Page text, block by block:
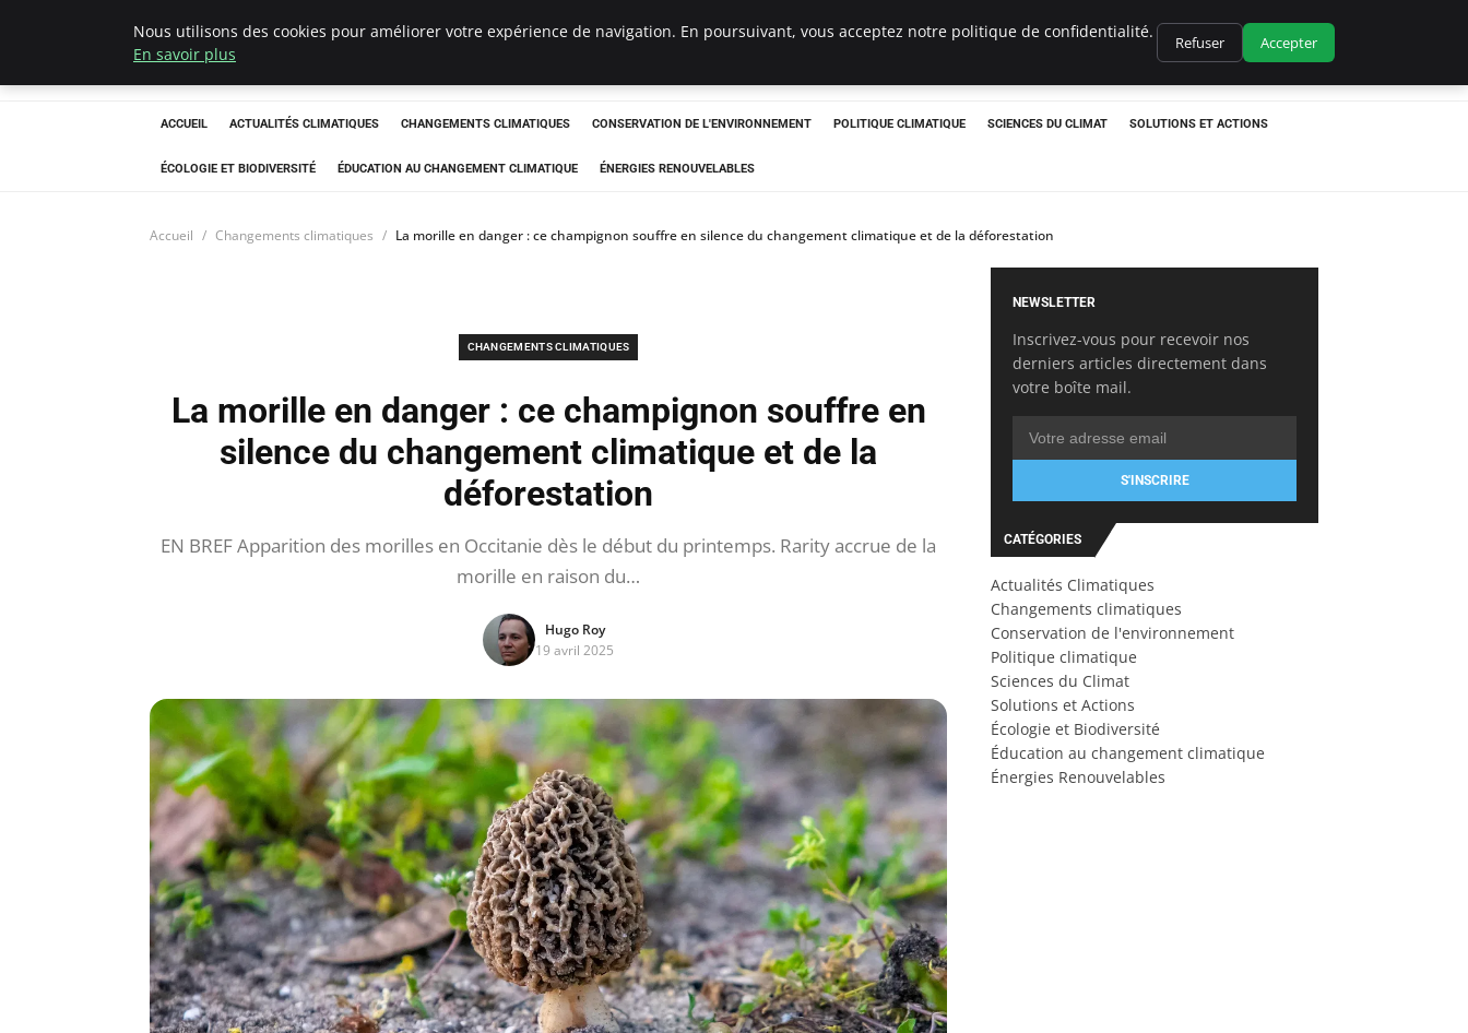
Climatedebtagents
ACCUEIL ACTUALITÉS CLIMATIQUES CHANGEMENTS CLIMATIQUES CONSERVATION DE L'ENVIRONNEMENT POLITIQUE CLIMATIQUE SCIENCES DU CLIMAT SOLUTIONS ET ACTIONS
ÉCOLOGIE ET BIODIVERSITÉ ÉDUCATION AU CHANGEMENT CLIMATIQUE ÉNERGIES RENOUVELABLES
Accueil Changements climatiques La morille en danger : ce champignon souffre en silence du changement climatique et de la déforestation
CHANGEMENTS CLIMATIQUES
La morille en danger : ce champignon souffre en
silence du changement climatique et de la
déforestation
EN BREF Apparition des morilles en Occitanie dès le début du printemps. Rarity accrue de la
morille en raison du…
Hugo Roy
19 avril 2025
NEWSLETTER
Inscrivez-vous pour recevoir nos
derniers articles directement dans
votre boîte mail.
S'INSCRIRE
CATÉGORIES
Actualités Climatiques
Changements climatiques
Conservation de l'environnement
Politique climatique
Sciences du Climat
Solutions et Actions
Écologie et Biodiversité
Éducation au changement climatique
Énergies Renouvelables
Nous utilisons des cookies pour améliorer votre expérience de navigation. En poursuivant, vous acceptez notre politique de confidentialité.
En savoir plus
Refuser Accepter